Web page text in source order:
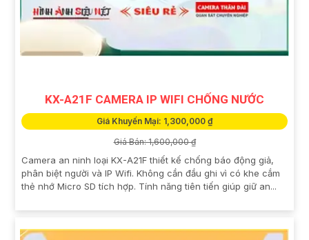
KX-A21F CAMERA IP WIFI CHỐNG NƯỚC
Giá Khuyến Mại: 1,300,000 ₫
Giá Bán: 1,600,000 ₫
Camera an ninh loại KX-A21F thiết kế chống báo động giả,
phân biệt người và IP Wifi. Không cần đầu ghi vì có khe cắm
thẻ nhớ Micro SD tích hợp. Tính năng tiên tiến giúp giữ an...